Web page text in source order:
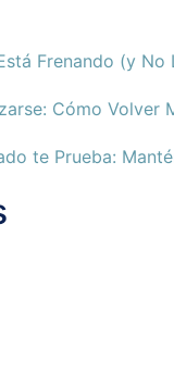
Frenando (y No
Cómo Volver
te Prueba: